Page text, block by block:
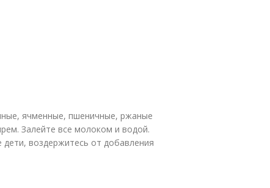
ячменные, пшеничные, ржаные
Залейте все молоком и водой.
воздержитесь от добавления